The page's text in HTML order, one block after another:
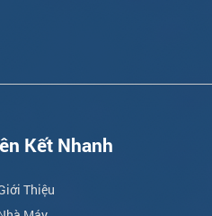
Kết Nhanh
Thiệu